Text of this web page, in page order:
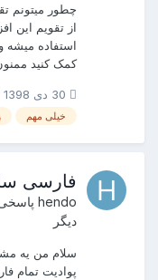
چطور میتونم
از تقویم این
استفاده میشه
کمک کنید
30 دی 1398
خیلی مهم
فارسی
hendo
دیگر
سلام من یه
پوادیت تمام